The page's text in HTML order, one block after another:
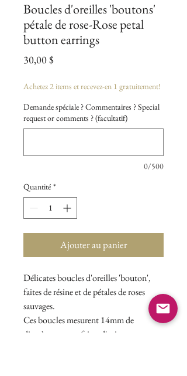
Boucles d'oreilles 'boutons'
pétale de rose-Rose petal
button earrings
30,00 $Prix
Achetez 2 items et recevez-en 1 gratuitement!
Demande spéciale ? Commentaires ? Special
request or comments ? (facultatif)
0/500
Quantité *
Ajouter au panier
Délicates boucles d'oreilles 'bouton',
faites de résine et de pétales de roses
sauvages.
Ces boucles mesurent 14mm de
diamètre et sont faites d'acier